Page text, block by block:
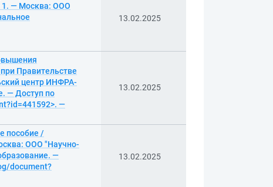
1. — Москва: ООО
13.02.2025
Правительстве
центр ИНФРА-
— Доступ по
—
13.02.2025
пособие /
ООО "Научно-
—
document?
13.02.2025